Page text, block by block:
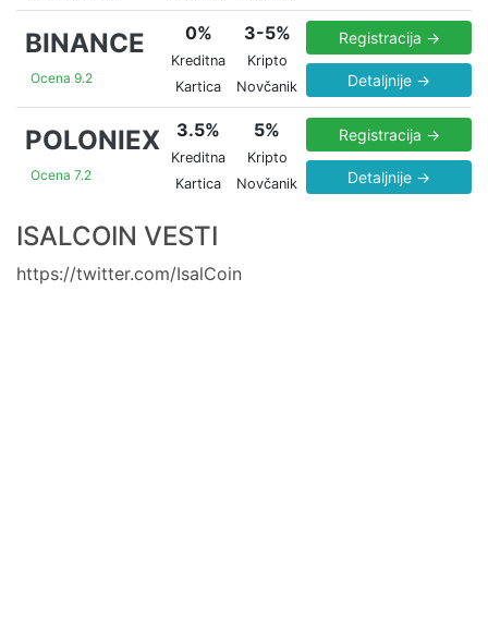
BINANCE
Ocena 9.2
0%
Kreditna
Kartica
3-5%
Kripto
Novčanik
Registracija →
Detaljnije →
POLONIEX
Ocena 7.2
3.5%
Kreditna
Kartica
5%
Kripto
Novčanik
Registracija →
Detaljnije →
ISALCOIN VESTI
https://twitter.com/IsalCoin